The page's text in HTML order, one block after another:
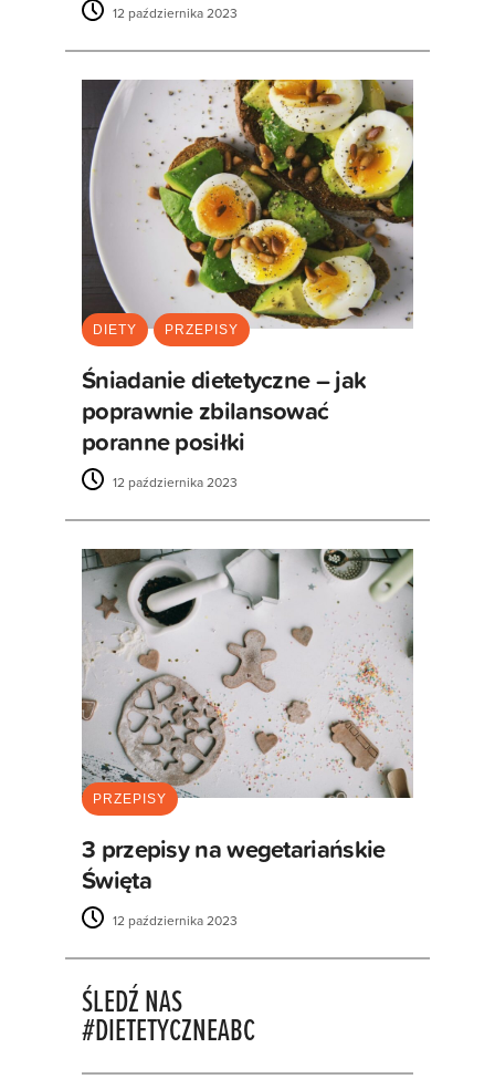
12 października 2023
DIETY PRZEPISY
Śniadanie dietetyczne – jak
poprawnie zbilansować
poranne posiłki
12 października 2023
PRZEPISY
3 przepisy na wegetariańskie
Święta
12 października 2023
ŚLEDŹ NAS
#DIETETYCZNEABC